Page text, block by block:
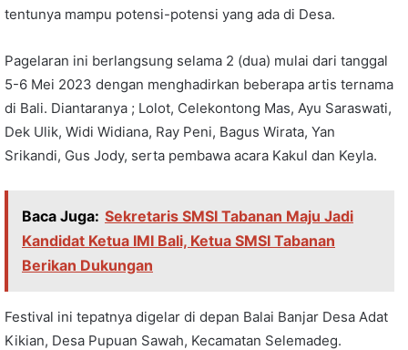
tentunya mampu potensi-potensi yang ada di Desa.
Pagelaran ini berlangsung selama 2 (dua) mulai dari tanggal
5-6 Mei 2023 dengan menghadirkan beberapa artis ternama
di Bali. Diantaranya ; Lolot, Celekontong Mas, Ayu Saraswati,
Dek Ulik, Widi Widiana, Ray Peni, Bagus Wirata, Yan
Srikandi, Gus Jody, serta pembawa acara Kakul dan Keyla.
Baca Juga: Sekretaris SMSI Tabanan Maju Jadi
Kandidat Ketua IMI Bali, Ketua SMSI Tabanan
Berikan Dukungan
Festival ini tepatnya digelar di depan Balai Banjar Desa Adat
Kikian, Desa Pupuan Sawah, Kecamatan Selemadeg.